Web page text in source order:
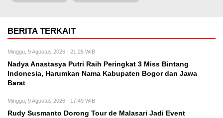
BERITA TERKAIT
Minggu, 9 Agustus 2026 - 21:25 WIB
Nadya Anastasya Putri Raih Peringkat 3 Miss Bintang
Indonesia, Harumkan Nama Kabupaten Bogor dan Jawa
Barat
Minggu, 9 Agustus 2026 - 17:49 WIB
Rudy Susmanto Dorong Tour de Malasari Jadi Event